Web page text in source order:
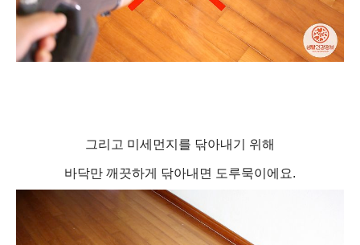
그리고 미세먼지를 닦아내기 위해
바닥만 깨끗하게 닦아내면 도루묵이에요.